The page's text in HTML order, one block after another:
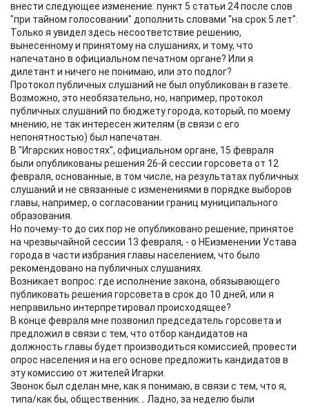
внести следующее изменение: пункт 5 статьи 24 после слов
"при тайном голосовании" дополнить словами "на срок 5 лет".
Только я увидел здесь несоответствие решению,
вынесенному и принятому на слушаниях, и тому, что
напечатано в официальном печатном органе? Или я
дилетант и ничего не понимаю, или это подлог?
Протокол публичных слушаний не был опубликован в газете.
Возможно, это необязательно, но, например, протокол
публичных слушаний по бюджету города, который, по моему
мнению, не так интересен жителям (в связи с его
непонятностью) был напечатан.
В "Игарских новостях", официальном органе, 15 февраля
были опубликованы решения 26-й сессии горсовета от 12
февраля, основанные, в том числе, на результатах публичных
слушаний и не связанные с изменениями в порядке выборов
главы, например, о согласовании границ муниципального
образования.
Но почему-то до сих пор не опубликовано решение, принятое
на чрезвычайной сессии 13 февраля, - о НЕизменении Устава
города в части избрания главы населением, что было
рекомендовано на публичных слушаниях.
Возникает вопрос: где исполнение закона, обязывающего
публиковать решения горсовета в срок до 10 дней, или я
неправильно интерпретировал происходящее?
В конце февраля мне позвонил председатель горсовета и
предложил в связи с тем, что отбор кандидатов на
должность главы будет производиться комиссией, провести
опрос населения и на его основе предложить кандидатов в
эту комиссию от жителей Игарки.
Звонок был сделан мне, как я понимаю, в связи с тем, что я,
типа/как бы, общественник... Ладно, за неделю были